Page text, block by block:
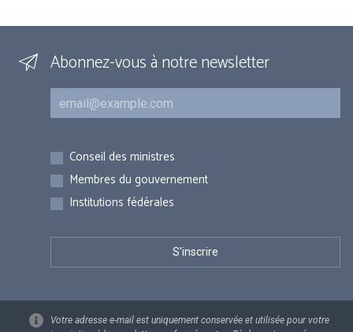
Abonnez-vous à notre newsletter
Courriel
Inscriptions
Conseil des ministres
Membres du gouvernement
Institutions fédérales
Votre adresse e-mail est uniquement conservée et utilisée pour votre